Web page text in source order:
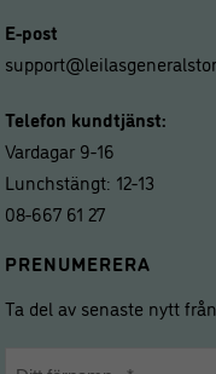
E-post
Telefon kundtjänst:
Vardagar 9-16
Lunchstängt: 12-13
08-667 61 27
PRENUMERERA
Ta del av senaste nytt